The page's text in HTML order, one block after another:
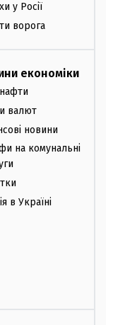
у Росії
ворога
економіки
валют
новини
на комунальні
в Україні